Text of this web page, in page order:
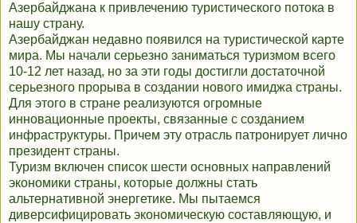
Азербайджана к привлечению туристического потока в
нашу страну.
Азербайджан недавно появился на туристической карте
мира. Мы начали серьезно заниматься туризмом всего
10-12 лет назад, но за эти годы достигли достаточной
серьезного прорыва в создании нового имиджа страны.
Для этого в стране реализуются огромные
инновационные проекты, связанные с созданием
инфраструктуры. Причем эту отрасль патронирует лично
президент страны.
Туризм включен список шести основных направлений
экономики страны, которые должны стать
альтернативной энергетике. Мы пытаемся
диверсифицировать экономическую составляющую, и